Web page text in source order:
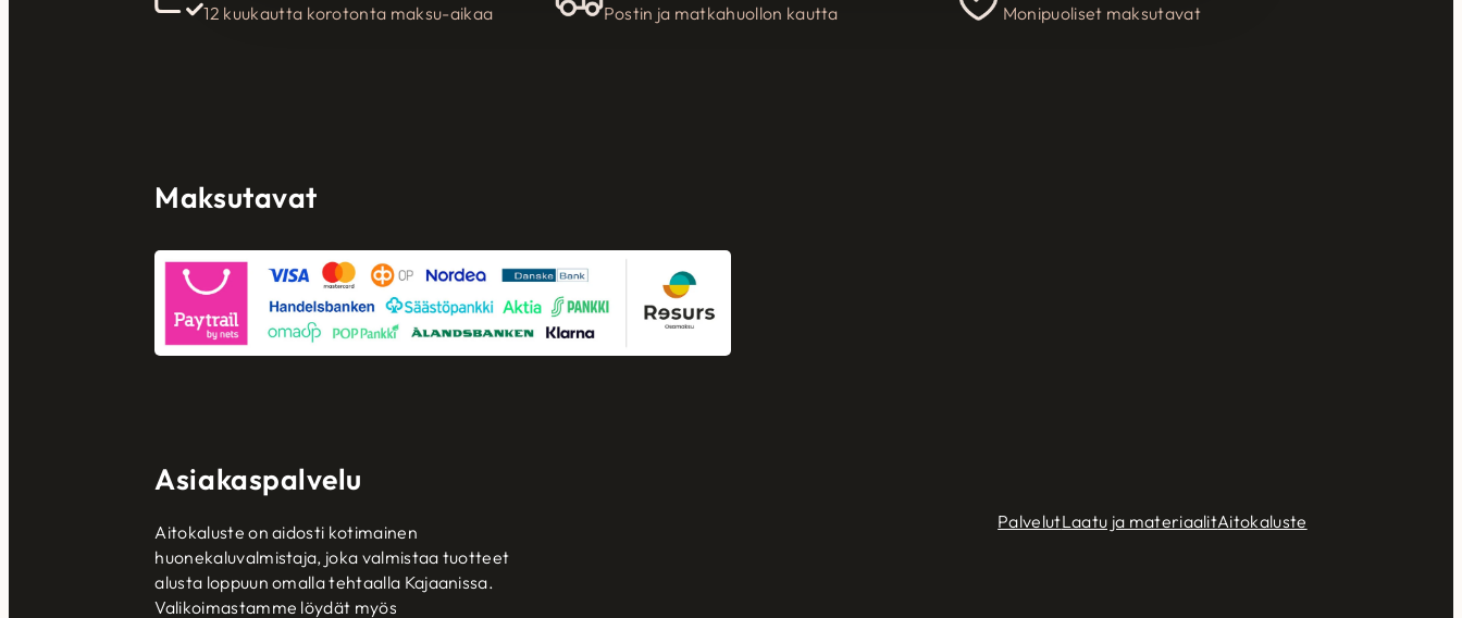
12 kuukautta korotonta maksu-aikaa Postin ja matkahuollon kautta Monipuoliset maksutavat
Maksutavat
Asiakaspalvelu
Aitokaluste on aidosti kotimainen
huonekaluvalmistaja, joka valmistaa tuotteet
alusta loppuun omalla tehtaalla Kajaanissa.
Valikoimastamme löydät myös
PalvelutLaatu ja materiaalitAitokaluste